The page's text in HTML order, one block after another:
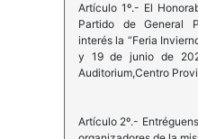
Artículo 1º.- El
Partido de General
interés la “Feria
y 19 de junio de
Auditorium,Centro
Artículo 2º.-